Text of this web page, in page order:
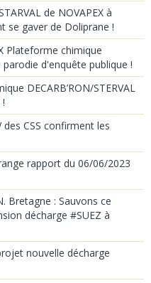
de NOVAPEX à
se gaver de Doliprane !
Plateforme chimique
d'enquête publique !
DECARB’RON/STERVAL
des CSS confirment les
rapport du 06/06/2023
Bretagne : Sauvons ce
décharge #SUEZ à
nouvelle décharge